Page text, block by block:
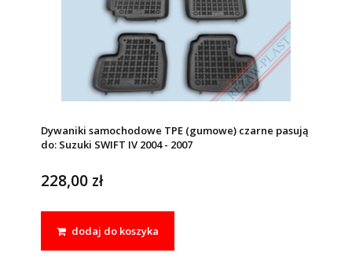
Dywaniki samochodowe TPE (gumowe) czarne pasują
do: Suzuki SWIFT IV 2004 - 2007
228,00 zł
dodaj do koszyka